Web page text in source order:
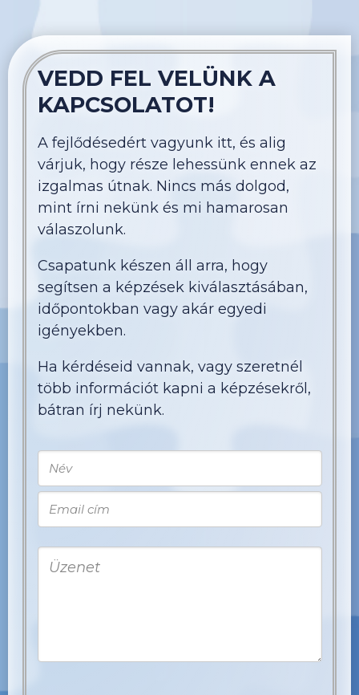
VEDD FEL VELÜNK A
KAPCSOLATOT!
A fejlődésedért vagyunk itt, és alig
várjuk, hogy része lehessünk ennek az
izgalmas útnak. Nincs más dolgod,
mint írni nekünk és mi hamarosan
válaszolunk.
Csapatunk készen áll arra, hogy
segítsen a képzések kiválasztásában,
időpontokban vagy akár egyedi
igényekben.
Ha kérdéseid vannak, vagy szeretnél
több információt kapni a képzésekről,
bátran írj nekünk.